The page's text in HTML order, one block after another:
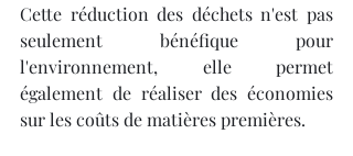
Cette réduction des déchets n'est pas
seulement bénéfique pour
l'environnement, elle permet
également de réaliser des économies
sur les coûts de matières premières.